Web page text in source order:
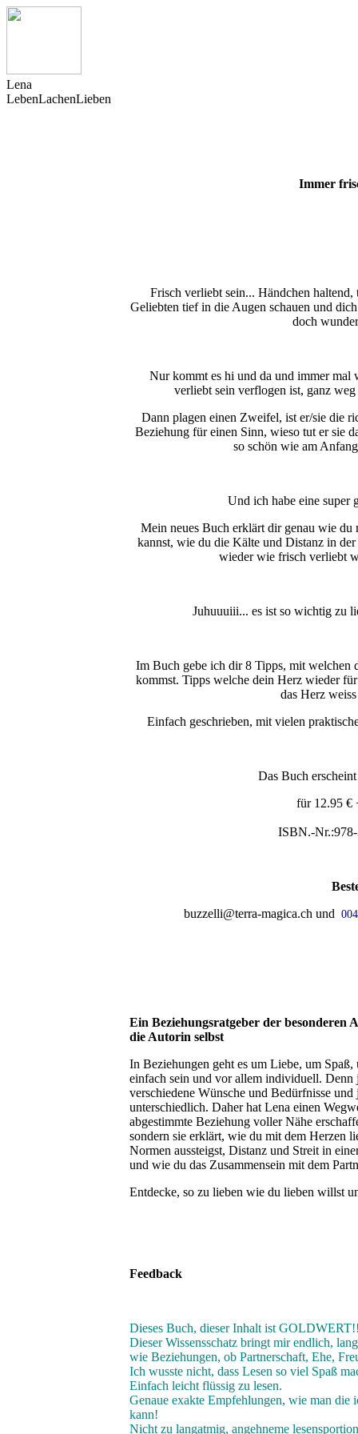
Lena
LebenLachenLieben
Immer
Frisch verliebt sein... Händchen haltend,
Geliebten tief in die Augen schauen und
doch
Nur kommt es hi und da und immer mal
verliebt sein verflogen ist, ganz
Dann plagen einen Zweifel, ist er/sie die
Beziehung für einen Sinn, wieso tut er sie
so schön wie am
Und ich habe eine super
Mein neues Buch erklärt dir genau wie du
kannst, wie du die Kälte und Distanz in
wieder wie frisch verliebt
Juhuuuiii... es ist so wichtig zu
Im Buch gebe ich dir 8 Tipps, mit welchen
kommst. Tipps welche dein Herz wieder
das Herz
Einfach geschrieben, mit vielen
Das Buch
für 12.95 €
ISBN.-
buzzelli@terra-magica.ch und
Ein Beziehungsratgeber der besonderen
die Autorin selbst
In Beziehungen geht es um Liebe, um
einfach sein und vor allem individuell. Denn
verschiedene Wünsche und Bedürfnisse
unterschiedlich. Daher hat Lena einen
abgestimmte Beziehung voller Nähe
sondern sie erklärt, wie du mit dem Herzen
Normen aussteigst, Distanz und Streit in
und wie du das Zusammensein mit dem
Entdecke, so zu lieben wie du lieben willst
Feedback
Dieses Buch, dieser Inhalt ist
Dieser Wissensschatz bringt mir endlich,
wie Beziehungen, ob Partnerschaft, Ehe,
Ich wusste nicht, dass Lesen so viel Spaß
Einfach leicht flüssig zu lesen.
Genaue exakte Empfehlungen, wie man die
kann!
Nicht zu langatmig, angehneme lesensportion